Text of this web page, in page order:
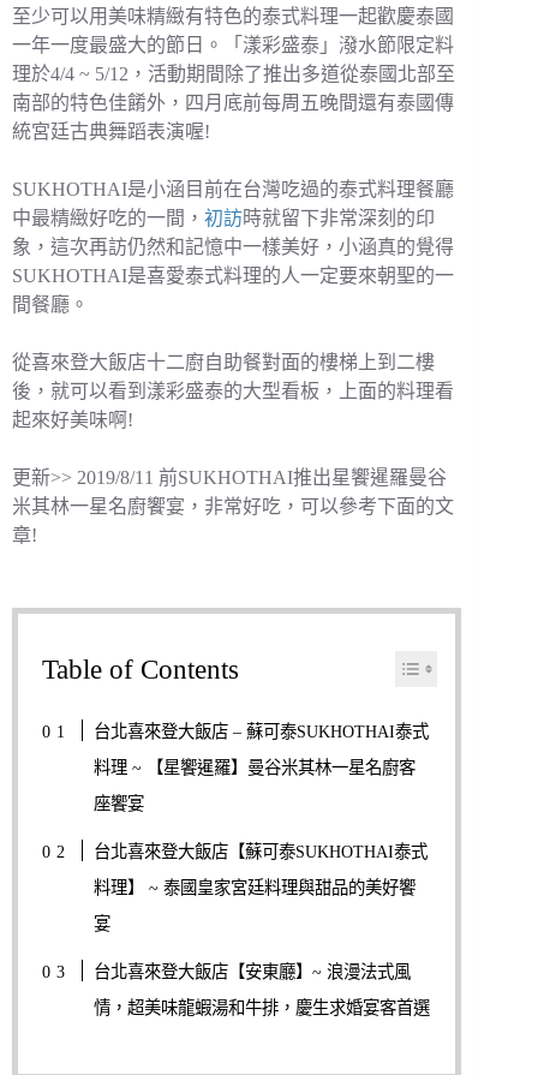
至少可以用美味精緻有特色的泰式料理一起歡慶泰國
一年一度最盛大的節日。「漾彩盛泰」潑水節限定料
理於4/4 ~ 5/12，活動期間除了推出多道從泰國北部至
南部的特色佳餚外，四月底前每周五晚間還有泰國傳
統宮廷古典舞蹈表演喔!
SUKHOTHAI是小涵目前在台灣吃過的泰式料理餐廳
中最精緻好吃的一間， 初訪時就留下非常深刻的印
象，這次再訪仍然和記憶中一樣美好，小涵真的覺得
SUKHOTHAI是喜愛泰式料理的人一定要來朝聖的一
間餐廳。
從喜來登大飯店十二廚自助餐對面的樓梯上到二樓
後，就可以看到漾彩盛泰的大型看板，上面的料理看
起來好美味啊!
更新>> 2019/8/11 前SUKHOTHAI推出星饗暹羅曼谷
米其林一星名廚饗宴，非常好吃，可以參考下面的文
章!
Table of Contents
台北喜來登大飯店 – 蘇可泰SUKHOTHAI泰式
料理 ~ 【星饗暹羅】曼谷米其林一星名廚客
座饗宴
台北喜來登大飯店【蘇可泰SUKHOTHAI泰式
料理】 ~ 泰國皇家宮廷料理與甜品的美好饗
宴
台北喜來登大飯店【安東廳】~ 浪漫法式風
情，超美味龍蝦湯和牛排，慶生求婚宴客首選